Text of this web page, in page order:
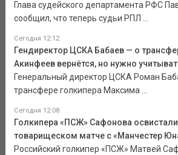
Глава судейского департамента РФС
сообщил, что теперь судьи РПЛ ...
Сегодня 12:12
Гендиректор ЦСКА Бабаев — о
Акинфеев вернётся, но нужно
Генеральный директор ЦСКА Роман
трансфере голкипера Максима ...
Сегодня 12:08
Голкипера «ПСЖ» Сафонова
товарищеском матче с «Манчестер
Российский голкипер «ПСЖ» Матвей